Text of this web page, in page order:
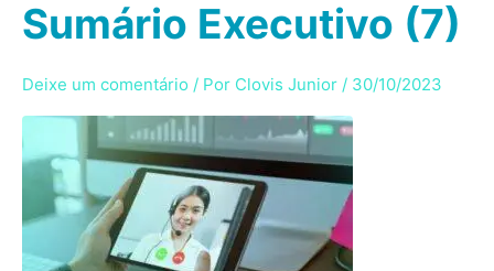
para
conteúdo
Sumário Executivo (7)
Deixe um comentário / Por Clovis Junior / 30/10/2023